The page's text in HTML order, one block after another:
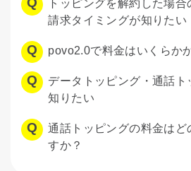
トッピングを解約した場
請求タイミングが知りたい
povo2.0で料金はいくらか
データトッピング・通話
知りたい
通話トッピングの料金はど
すか？